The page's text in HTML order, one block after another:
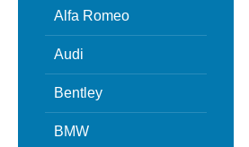
Alfa Romeo
Audi
Bentley
BMW